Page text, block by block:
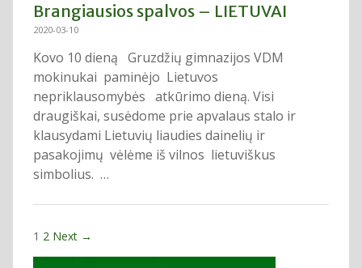
Brangiausios spalvos – LIETUVAI
2020-03-10
Kovo 10 dieną Gruzdžių gimnazijos VDM
mokinukai paminėjo Lietuvos
nepriklausomybės atkūrimo dieną. Visi
draugiškai, susėdome prie apvalaus stalo ir
klausydami Lietuvių liaudies dainelių ir
pasakojimų vėlėme iš vilnos lietuviškus
simbolius. …
1 2 Next →